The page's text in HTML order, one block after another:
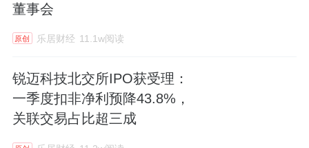
董事会
原创 乐居财经 11.1w阅读
锐迈科技北交所IPO获受理：
一季度扣非净利预降43.8%，
关联交易占比超三成